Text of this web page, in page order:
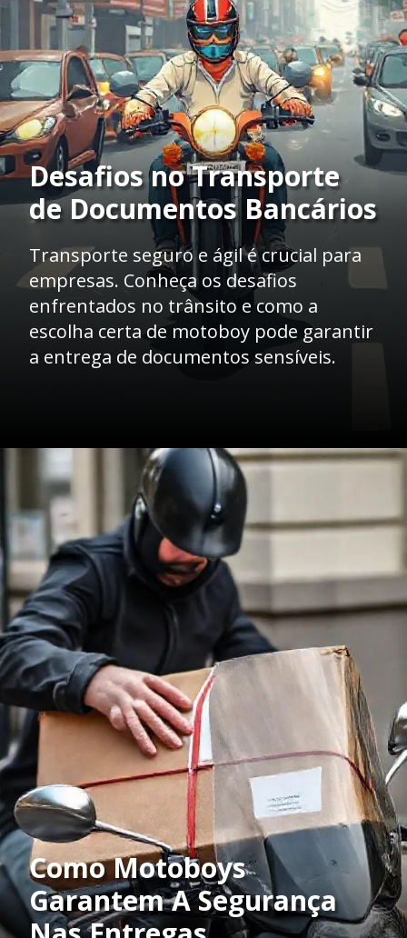
Desafios no Transporte
de Documentos Bancários
Transporte seguro e ágil é crucial para
empresas. Conheça os desafios
enfrentados no trânsito e como a
escolha certa de motoboy pode garantir
a entrega de documentos sensíveis.
Opening
Como Motoboys
Garantem A Segurança